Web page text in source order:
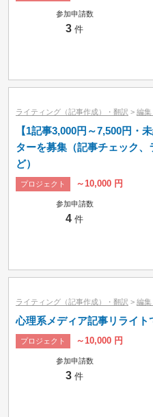
参加申請数
3 件
ライティング（記事作成）・翻訳 > 編集
【1記事3,000円～7,500円・
ターを募集（記事チェック
ど）
プロジェクト ～10,000 円
参加申請数
4 件
ライティング（記事作成）・翻訳 > 編集
心理系メディア記事リライト
プロジェクト ～10,000 円
参加申請数
3 件